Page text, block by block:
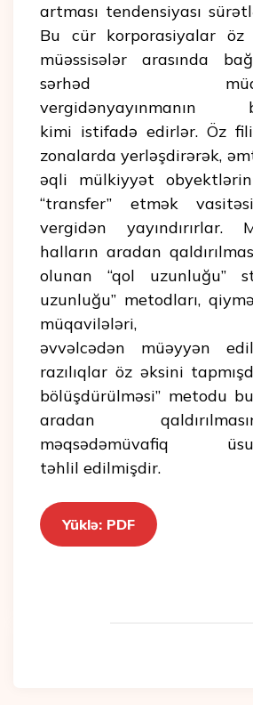
artması tendensiyası
Bu cür korporasiyalar öz
müəssisələr arasında
sərhəd
kimi istifadə edirlər. Öz
zonalarda yerləşdirərək,
əqli mülkiyyət
“transfer” etmək
vergidən yayındırırlar.
halların aradan
olunan “qol uzunluğu”
uzunluğu” metodları,
müqavilələri,
əvvəlcədən müəyyən
razılıqlar öz əksini
bölüşdürülməsi” metodu
aradan
məqsədəmüvafiq
təhlil edilmişdir.
Yüklə: PDF